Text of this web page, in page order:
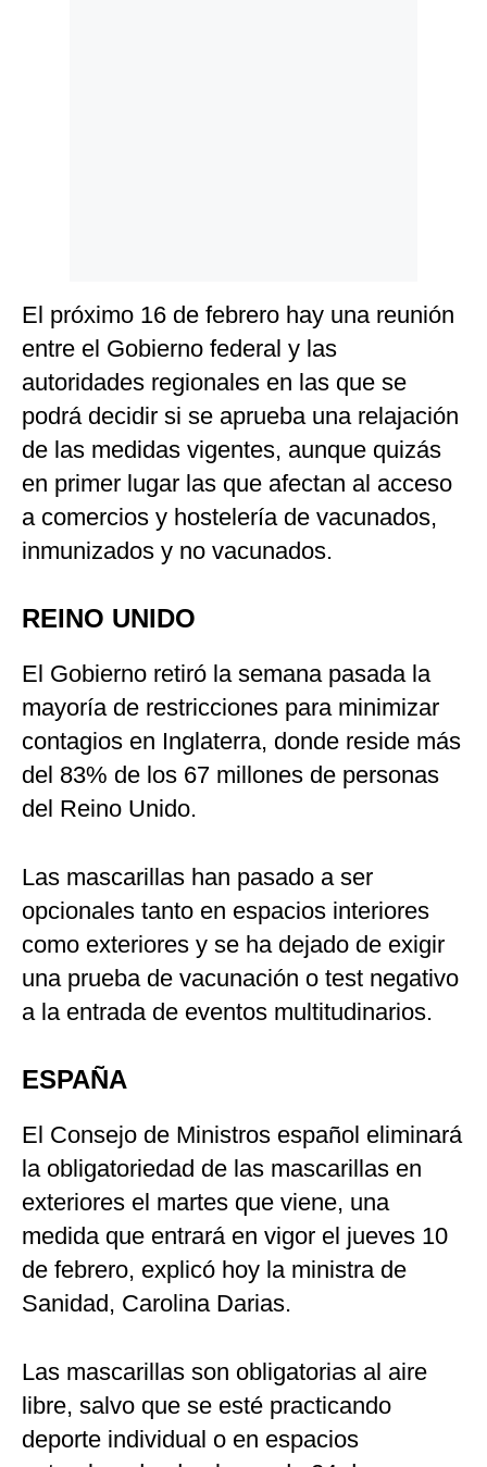
El próximo 16 de febrero hay una reunión
entre el Gobierno federal y las
autoridades regionales en las que se
podrá decidir si se aprueba una relajación
de las medidas vigentes, aunque quizás
en primer lugar las que afectan al acceso
a comercios y hostelería de vacunados,
inmunizados y no vacunados.
REINO UNIDO
El Gobierno retiró la semana pasada la
mayoría de restricciones para minimizar
contagios en Inglaterra, donde reside más
del 83% de los 67 millones de personas
del Reino Unido.
Las mascarillas han pasado a ser
opcionales tanto en espacios interiores
como exteriores y se ha dejado de exigir
una prueba de vacunación o test negativo
a la entrada de eventos multitudinarios.
ESPAÑA
El Consejo de Ministros español eliminará
la obligatoriedad de las mascarillas en
exteriores el martes que viene, una
medida que entrará en vigor el jueves 10
de febrero, explicó hoy la ministra de
Sanidad, Carolina Darias.
Las mascarillas son obligatorias al aire
libre, salvo que se esté practicando
deporte individual o en espacios